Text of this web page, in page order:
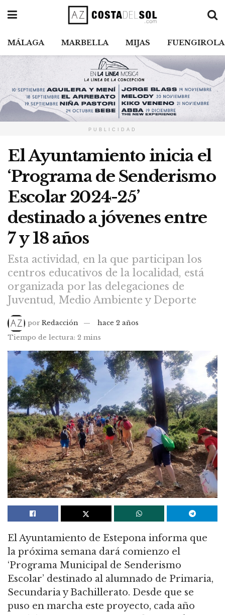
MÁLAGA MARBELLA MIJAS FUENGIROLA
PUBLICIDAD
El Ayuntamiento inicia el
‘Programa de Senderismo
Escolar 2024-25’
destinado a jóvenes entre
7 y 18 años
Esta actividad, en la que participan los
centros educativos de la localidad, está
organizada por las delegaciones de
Juventud, Medio Ambiente y Deporte
por Redacción
hace 2 años
Tiempo de lectura: 2 mins
El Ayuntamiento de Estepona informa que
la próxima semana dará comienzo el
‘Programa Municipal de Senderismo
Escolar’ destinado al alumnado de Primaria,
Secundaria y Bachillerato. Desde que se
puso en marcha este proyecto, cada año